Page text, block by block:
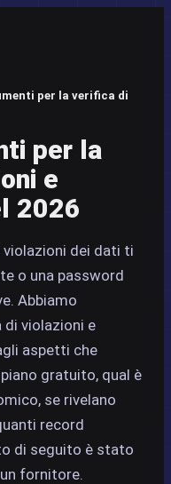
per la verifica di
per la
e
2026
dei dati ti
o una password
Abbiamo
violazioni e
aspetti che
gratuito, qual è
se rivelano
record
di seguito è stato
fornitore.